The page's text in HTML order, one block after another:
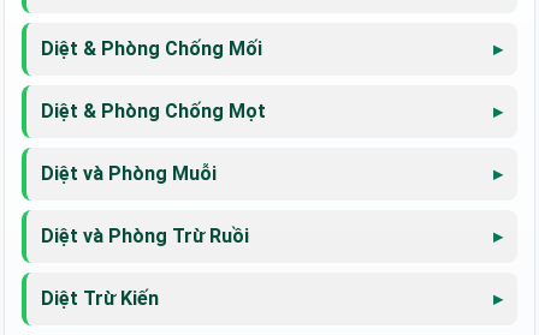
Diệt & Phòng Chống Mối
Diệt & Phòng Chống Mọt
Diệt và Phòng Muỗi
Diệt và Phòng Trừ Ruồi
Diệt Trừ Kiến